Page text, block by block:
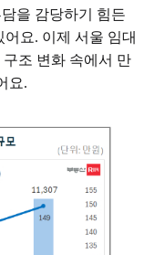
을 감당하기 힘든
요. 이제 서울 임대
조 변화 속에서 만
요.